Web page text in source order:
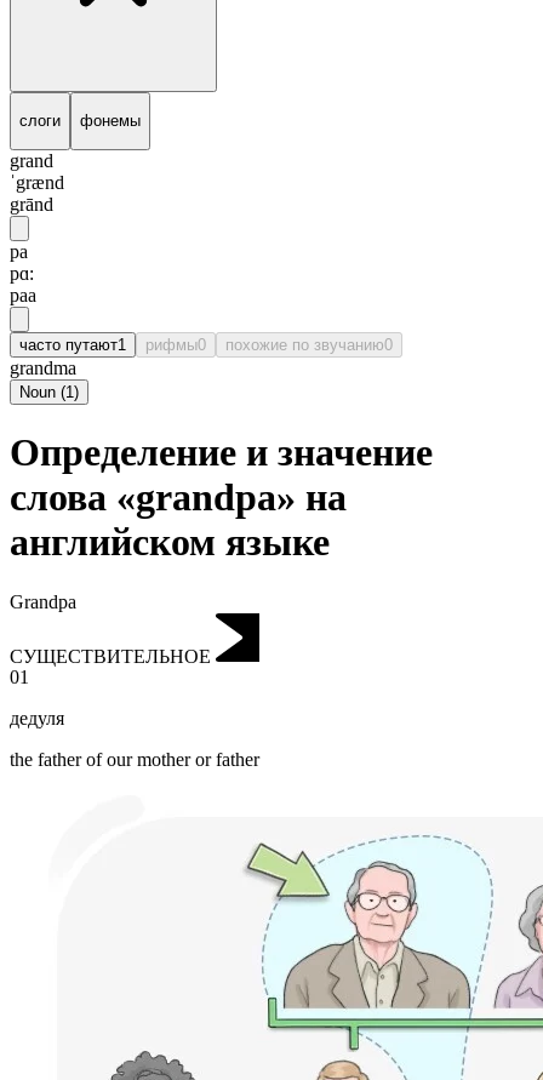
слоги фонемы
grand
ˈgrænd
grānd
pa
pɑ:
paa
часто путают1 рифмы0 похожие по звучанию0
grandma
Noun (1)
Определение и значение
слова «grandpa» на
английском языке
Grandpa
СУЩЕСТВИТЕЛЬНОЕ
01
дедуля
the father of our mother or father